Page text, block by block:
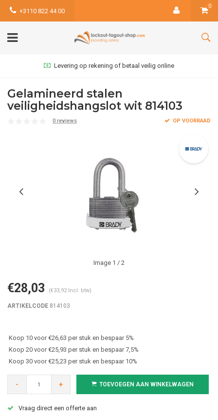
+3110 822 44 00
0
Levering op rekening of betaal veilig online
Gelamineerd stalen
veiligheidshangslot wit 814103
0 reviews OP VOORRAAD
Image 1 / 2
€28,03 (€33,92 Incl. btw)
ARTIKELCODE 814103
Koop 10 voor €26,63 per stuk en bespaar 5%
Koop 20 voor €25,93 per stuk en bespaar 7,5%
Koop 30 voor €25,23 per stuk en bespaar 10%
- + TOEVOEGEN AAN WINKELWAGEN
Vraag direct een offerte aan